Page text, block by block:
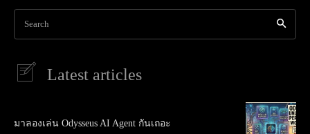
Search
Latest articles
มาลองเล่น Odysseus AI Agent กันเถอะ